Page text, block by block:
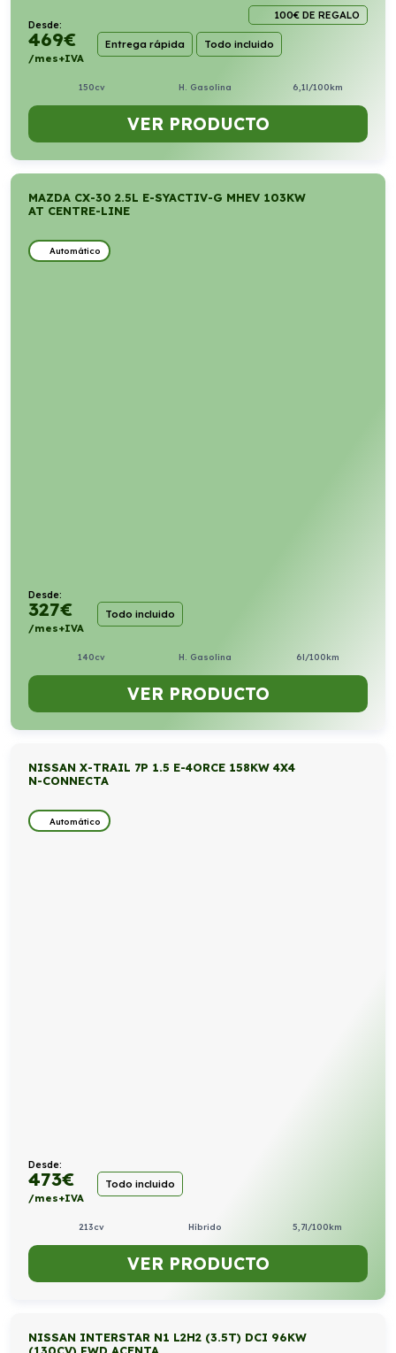
100€ DE REGALO
Desde:
469€
/mes+IVA
Entrega rápida Todo incluido
150cv H. Gasolina 6,1l/100km
VER PRODUCTO
MAZDA CX-30 2.5L E-SYACTIV-G MHEV 103KW
AT CENTRE-LINE
Automático
Desde:
327€
/mes+IVA
Todo incluido
140cv H. Gasolina 6l/100km
VER PRODUCTO
NISSAN X-TRAIL 7P 1.5 E-4ORCE 158KW 4X4
N-CONNECTA
Automático
Desde:
473€
/mes+IVA
Todo incluido
213cv Híbrido 5,7l/100km
VER PRODUCTO
NISSAN INTERSTAR N1 L2H2 (3.5T) DCI 96KW